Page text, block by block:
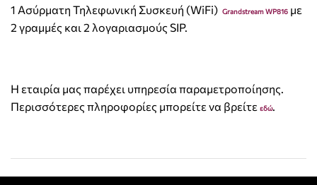
1 Ασύρματη Τηλεφωνική Συσκευή (WiFi) Grandstream WP816 με
2 γραμμές και 2 λογαριασμούς SIP.
Η εταιρία μας παρέχει υπηρεσία παραμετροποίησης.
Περισσότερες πληροφορίες μπορείτε να βρείτε εδώ.